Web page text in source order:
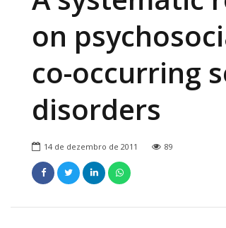
on
co-occurring
disorders
14 de dezembro de 2011 89